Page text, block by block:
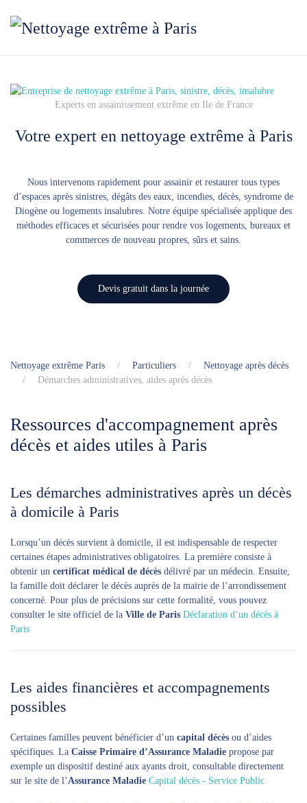
Accéder au contenu principal
Experts en assainissement extrême en Ile de France
Votre expert en nettoyage extrême à Paris
Nous intervenons rapidement pour assainir et restaurer tous types
d’espaces après sinistres, dégâts des eaux, incendies, décès, syndrome de
Diogène ou logements insalubres. Notre équipe spécialisée applique des
méthodes efficaces et sécurisées pour rendre vos logements, bureaux et
commerces de nouveau propres, sûrs et sains.
Devis gratuit dans la journée
Nettoyage extrême Paris Particuliers
Nettoyage après décès
Démarches administratives, aides après décès
Ressources d'accompagnement après
décès et aides utiles à Paris
Les démarches administratives après un décès
à domicile à Paris
Lorsqu’un décès survient à domicile, il est indispensable de respecter
certaines étapes administratives obligatoires. La première consiste à
obtenir un certificat médical de décès délivré par un médecin. Ensuite,
la famille doit déclarer le décès auprès de la mairie de l’arrondissement
concerné. Pour plus de précisions sur cette formalité, vous pouvez
consulter le site officiel de la Ville de Paris Déclaration d’un décès à
Paris
Les aides financières et accompagnements
possibles
Certaines familles peuvent bénéficier d’un capital décès ou d’aides
spécifiques. La Caisse Primaire d’Assurance Maladie propose par
exemple un dispositif destiné aux ayants droit, consultable directement
sur le site de l’Assurance Maladie Capital décès - Service Public